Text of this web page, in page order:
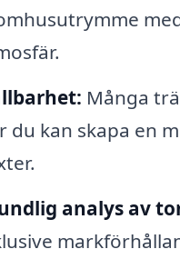
Många
du kan skapa en
analys av